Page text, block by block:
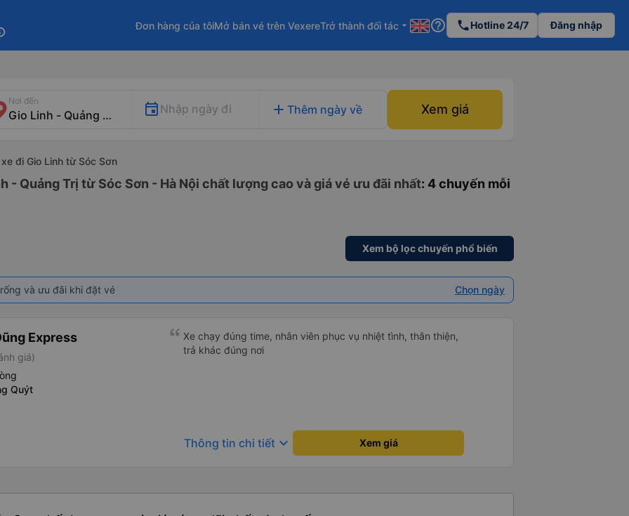
Đơn hàng của tôiMở bán vé trên VexereTrở thành đối tác arrow_drop_down help_outline phoneHotline 24/7 Đăng nhập
Nơi đến
Nhập ngày đi add Thêm ngày về Xem giá
xe đi Gio Linh từ Sóc Sơn
- Quảng Trị từ Sóc Sơn - Hà Nội chất lượng cao và giá vé ưu đãi nhất: 4 chuyến mỗi
Xem bộ lọc chuyến phổ biến
và ưu đãi khi đặt vé Chọn ngày
Express
giá)
Quýt
Xe chạy đúng time, nhân viên phục vụ nhiệt tình, thân thiện,
trả khác đúng nơi
Thông tin chi tiết keyboard_arrow_down Xem giá